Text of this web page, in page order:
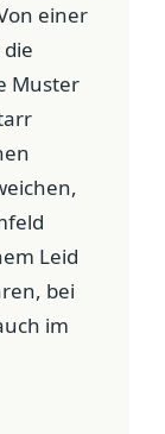
einer
Muster
Leid
bei
im